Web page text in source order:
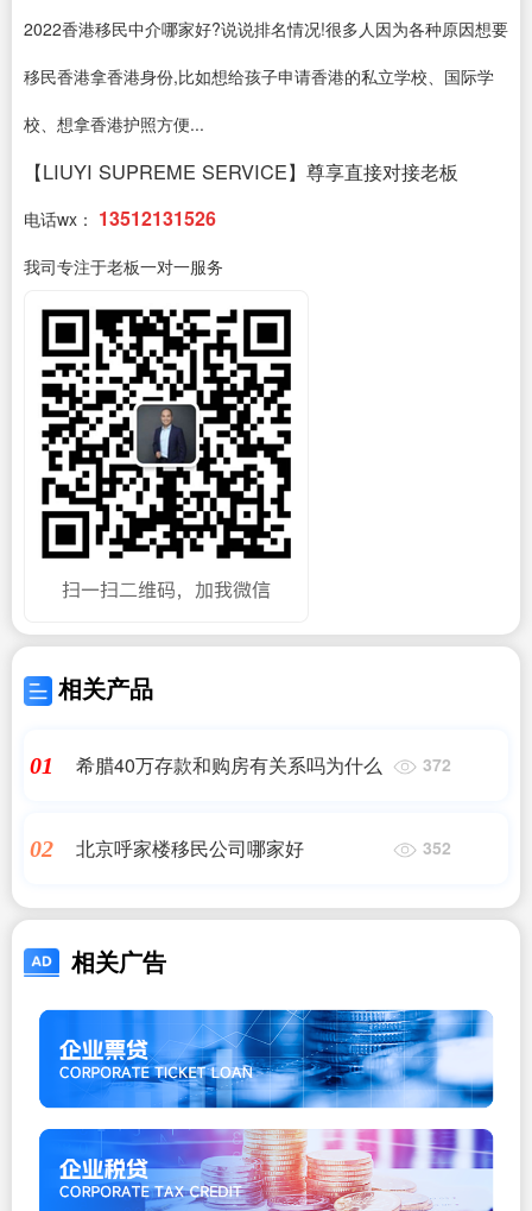
2022香港移民中介哪家好?说说排名情况!很多人因为各种原因想要
移民香港拿香港身份,比如想给孩子申请香港的私立学校、国际学
校、想拿香港护照方便...
【LIUYI SUPREME SERVICE】尊享直接对接老板
电话wx： 13512131526
我司专注于老板一对一服务
相关产品
01 希腊40万存款和购房有关系吗为什么 372
02 北京呼家楼移民公司哪家好 352
相关广告